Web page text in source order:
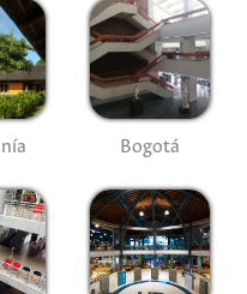
Bogotá